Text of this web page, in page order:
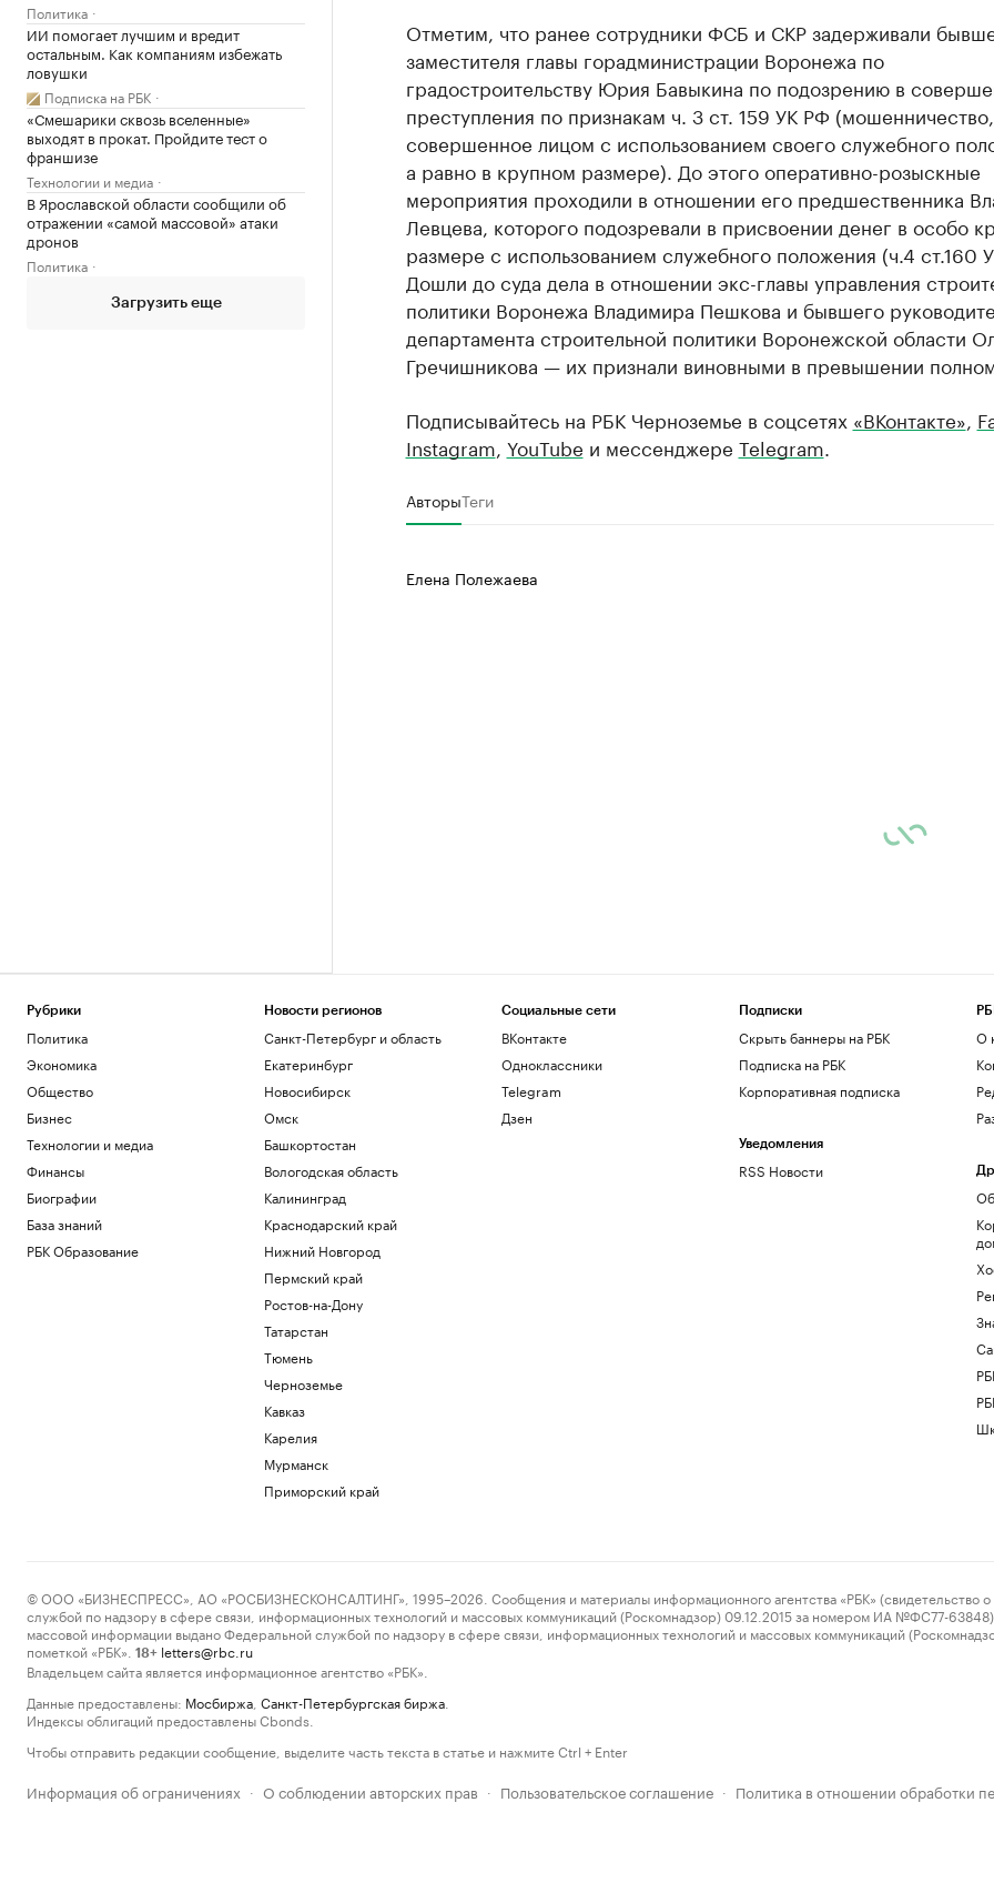
Политика
ИИ помогает лучшим и вредит
остальным. Как компаниям избежать
ловушки
Подписка на РБК
«Смешарики сквозь вселенные»
выходят в прокат. Пройдите тест о
франшизе
Технологии и медиа
В Ярославской области сообщили об
отражении «самой массовой» атаки
дронов
Политика
Загрузить еще
Отметим, что ранее сотрудники ФСБ и СКР задерживали
заместителя главы горадминистрации Воронежа по
градостроительству Юрия Бавыкина по подозрению в
преступления по признакам ч. 3 ст. 159 УК РФ (мошенничество,
совершенное лицом с использованием своего служебного
а равно в крупном размере). До этого оперативно-розыскные
мероприятия проходили в отношении его предшественника
Левцева, которого подозревали в присвоении денег в особо
размере с использованием служебного положения (ч.4 ст.160
Дошли до суда дела в отношении экс-главы управления
политики Воронежа Владимира Пешкова и бывшего
департамента строительной политики Воронежской области
Гречишникова — их признали виновными в превышении
Подписывайтесь на РБК Черноземье в соцсетях «ВКонтакте»
Instagram YouTube и мессенджере Telegram
АвторыТеги
Елена Полежаева
Рубрики
Политика
Экономика
Общество
Бизнес
Технологии и медиа
Финансы
Биографии
База знаний
РБК Образование
Новости регионов
Санкт-Петербург и область
Екатеринбург
Новосибирск
Омск
Башкортостан
Вологодская область
Калининград
Краснодарский край
Нижний Новгород
Пермский край
Ростов-на-Дону
Татарстан
Тюмень
Черноземье
Кавказ
Карелия
Мурманск
Приморский край
Социальные сети
ВКонтакте
Одноклассники
Telegram
Дзен
Подписки
Скрыть баннеры на РБК
Подписка на РБК
Корпоративная подписка
Уведомления
RSS Новости
О
© ООО «БИЗНЕСПРЕСС», АО «РОСБИЗНЕСКОНСАЛТИНГ», 1995–2026. Сообщения и материалы информационного агентства «РБК» (свидетельство о
службой по надзору в сфере связи, информационных технологий и массовых коммуникаций (Роскомнадзор) 09.12.2015 за номером ИА №ФС77-63848)
массовой информации выдано Федеральной службой по надзору в сфере связи, информационных технологий и массовых коммуникаций
пометкой «РБК».
18+ letters@rbc.ru
Владельцем сайта является информационное агентство «РБК».
Данные предоставлены: Мосбиржа Санкт-Петербургская биржа
Индексы облигаций предоставлены Cbonds.
Чтобы отправить редакции сообщение, выделите часть текста в статье и нажмите Ctrl + Enter
Информация об ограничениях · О соблюдении авторских прав · Пользовательское соглашение · Политика в отношении обработки